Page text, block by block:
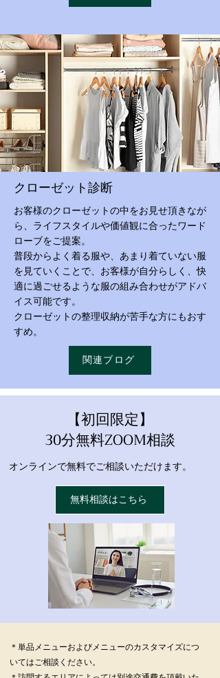
クローゼット診断
お客様のクローゼットの中をお見せ頂きなが
ら、ライフスタイルや価値観に合ったワード
ローブをご提案。
普段からよく着る服や、あまり着ていない服
を見ていくことで、お客様が自分らしく、快
適に過ごせるような服の組み合わせがアドバ
イス可能です。
クローゼットの整理収納が苦手な方にもおす
すめ。
関連ブログ
【初回限定】
30分無料ZOOM相談
オンラインで無料でご相談いただけます。
無料相談はこちら
＊単品メニューおよびメニューのカスタマイズにつ
いてはご相談ください。